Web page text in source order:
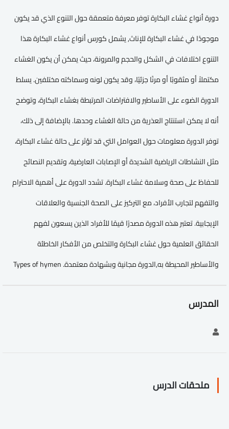
دورة أنواع غشاء البكارة توفر معرفة متعمقة حول التنوع الذي قد يكون
موجودًا في غشاء البكارة للإناث, يشمل كورس أنواع غشاء البكارة هذا
التنوع اختلافات في الشكل والحجم والمرونة، حيث يمكن أن يكون الغشاء
مكتملاً أو مثقوبًا أو مرنًا جزئيًا، وقد يكون لونه وسماكته مختلفين. يسلط
الدورة الضوء على الأساطير والافتراضات المرتبطة بغشاء البكارة، وتوضح
أنه لا يمكن استنتاج العذرية من حالة الغشاء وحدها. بالإضافة إلى ذلك،
توفر الدورة معلومات حول العوامل التي قد تؤثر على حالة غشاء البكارة،
مثل النشاطات الرياضية الشديدة أو الإصابات العارضية، وتقديم النصائح
للحفاظ على صحة وسلامة غشاء البكارة. تشدد الدورة على أهمية الاحترام
والتفهم لتجارب الأفراد، مع التركيز على الصحة الجنسية والعلاقات
الإيجابية. تعتبر هذه الدورة مصدرًا قيمًا للأفراد الذين يسعون لفهم
الحقائق العلمية حول غشاء البكارة والتخلص من الأفكار الخاطئة
والأساطير المحيطة به,الدورة مجانية وبشهادة معتمدة. Types of hymen
المدرس
ملحقات الدرس